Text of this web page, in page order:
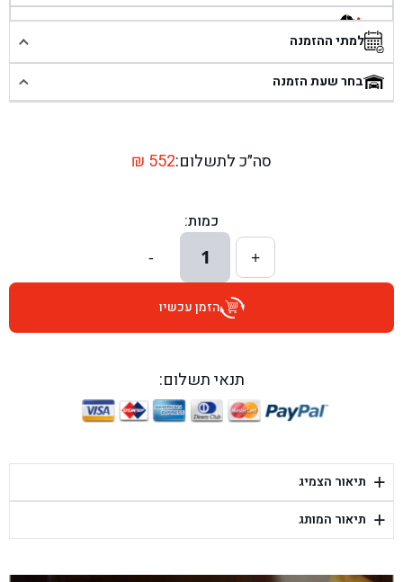
בן גל - פוריידיס, כניסה צפונית מול כביש 4 - פרדיס
בן גל - שכונת אזור תעשייה זעירה, עיילבון - עיילבון
בן גל - דרך השבעה 20, אזור - אזור
בן גל - הרצל 6, גדרה - גדרה
בן גל - שדרות דוד בן גוריון 8, באר שבע - באר שבע
בן גל - היובלים 26, הוד השרון - הוד השרון
בן גל - יפת 88, תל אביב יפו - תל אביב
בן גל - דור אלון הר טוב - בית שמש
למתי ההזמנה
בחר שעת הזמנה
סה״כ לתשלום: ₪ 552
כמות:
+
1
-
הזמן עכשיו
תנאי תשלום:
+ תיאור הצמיג
+ תיאור המותג